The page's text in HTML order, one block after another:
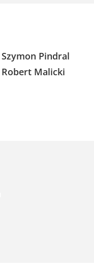
Szymon Pindral
Robert Malicki